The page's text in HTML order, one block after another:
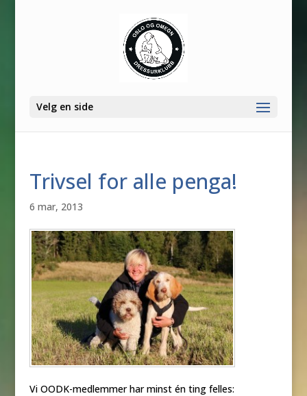
Velg en side
Trivsel for alle penga!
6 mar, 2013
Vi OODK-medlemmer har minst én ting felles: